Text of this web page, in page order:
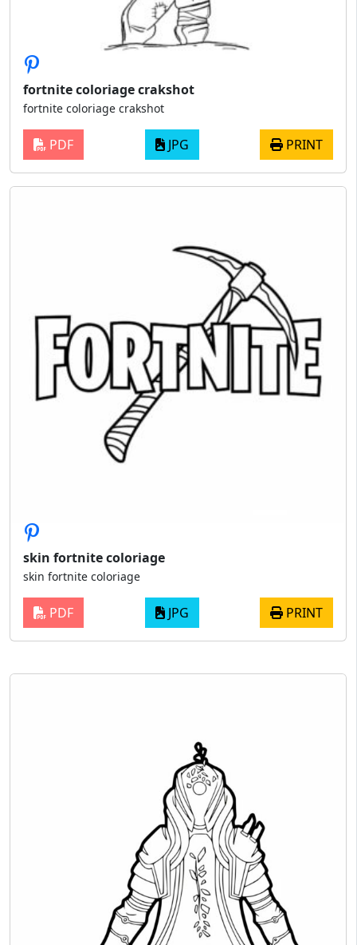
fortnite coloriage crakshot
fortnite coloriage crakshot
PDF JPG PRINT
skin fortnite coloriage
skin fortnite coloriage
PDF JPG PRINT